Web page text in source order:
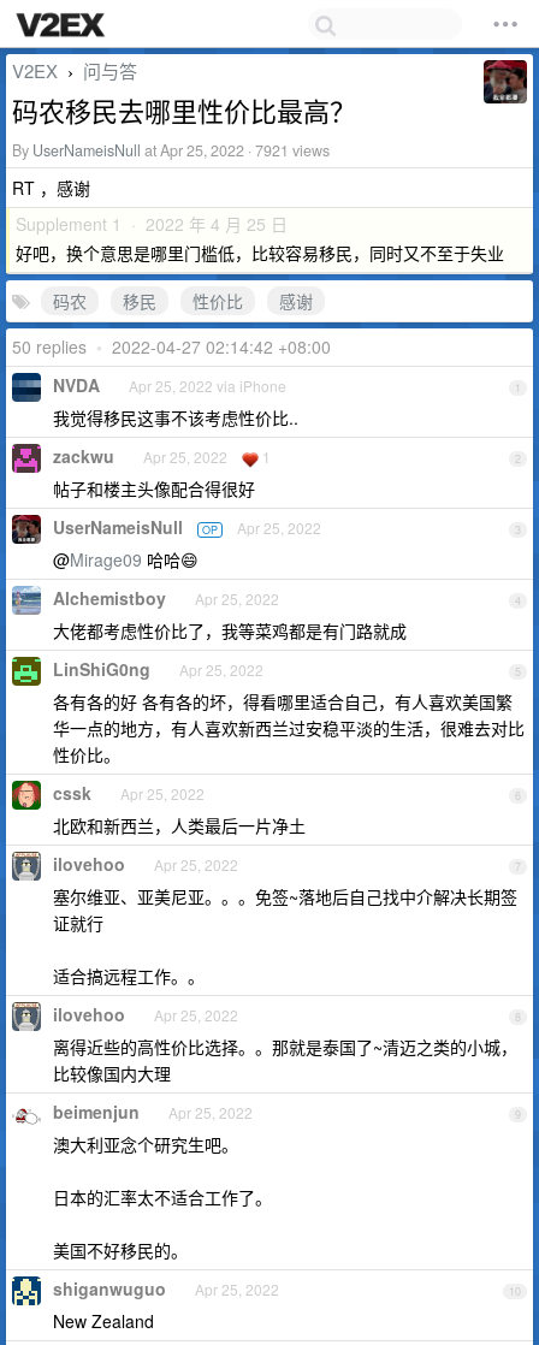
V2EX › 问与答
码农移民去哪里性价比最高？
By UserNameisNull at Apr 25, 2022 · 7921 views
RT ，感谢
Supplement 1 · 2022 年 4 月 25 日
好吧，换个意思是哪里门槛低，比较容易移民，同时又不至于失业
码农
移民 性价比
感谢
50 replies • 2022-04-27 02:14:42 +08:00
1
NVDA Apr 25, 2022 via iPhone
我觉得移民这事不该考虑性价比..
2
zackwu Apr 25, 2022 1
帖子和楼主头像配合得很好
3
UserNameisNull OP Apr 25, 2022
@Mirage09 哈哈😄
4
Alchemistboy Apr 25, 2022
大佬都考虑性价比了，我等菜鸡都是有门路就成
5
LinShiG0ng Apr 25, 2022
各有各的好 各有各的坏，得看哪里适合自己，有人喜欢美国繁
华一点的地方，有人喜欢新西兰过安稳平淡的生活，很难去对比
性价比。
6
cssk Apr 25, 2022
北欧和新西兰，人类最后一片净土
7
ilovehoo Apr 25, 2022
塞尔维亚、亚美尼亚。。。免签~落地后自己找中介解决长期签
证就行
适合搞远程工作。。
8
ilovehoo Apr 25, 2022
离得近些的高性价比选择。。那就是泰国了~清迈之类的小城，
比较像国内大理
9
beimenjun Apr 25, 2022
澳大利亚念个研究生吧。
日本的汇率太不适合工作了。
美国不好移民的。
10
shiganwuguo Apr 25, 2022
New Zealand